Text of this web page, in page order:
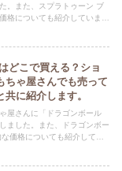
。また、スプラトゥーン ブ
格についても紹介していま
どこで買える？ショ
ちゃ屋さんでも売って
に紹介します。
屋さんに「ドラゴンボール
ました。また、ドラゴンボー
価格についても紹介してい